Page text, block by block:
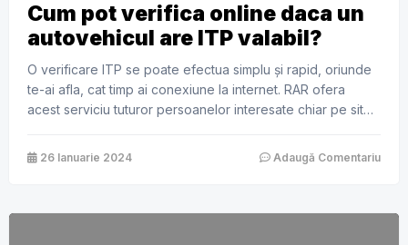
Cum pot verifica online daca un
autovehicul are ITP valabil?
O verificare ITP se poate efectua simplu și rapid, oriunde
te-ai afla, cat timp ai conexiune la internet. RAR ofera
acest serviciu tuturor persoanelor interesate chiar pe site-
vehiculului tau a fost inregistrat in baza de date.
Verificarea se face foarte usor pe site-ul lor, […]
26 Ianuarie 2024 Adaugă Comentariu